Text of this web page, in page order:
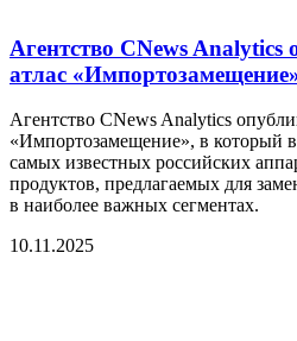
Агентство CNews
атлас
Агентство CNews Analytics
«Импортозамещение», в который
самых известных российских
продуктов, предлагаемых для
в наиболее важных сегментах.
10.11.2025